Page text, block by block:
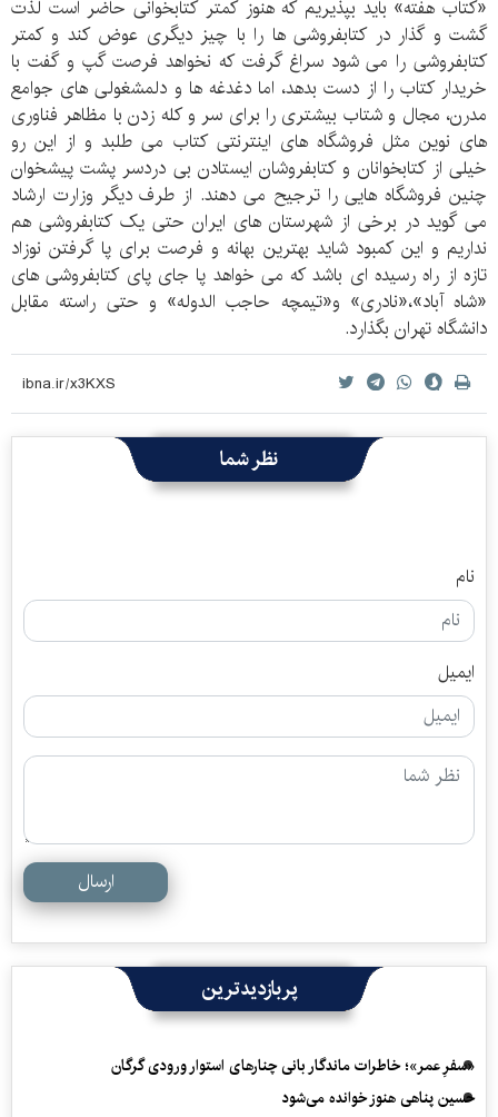
«کتاب هفته» باید بپذیریم که هنوز کمتر کتابخوانی حاضر است لذت
گشت و گذار در کتابفروشی ها را با چیز دیگری عوض کند و کمتر
کتابفروشی را می شود سراغ گرفت که نخواهد فرصت گپ و گفت با
خریدار کتاب را از دست بدهد، اما دغدغه ها و دلمشغولی های جوامع
مدرن، مجال و شتاب بیشتری را برای سر و کله زدن با مظاهر فناوری
های نوین مثل فروشگاه های اینترنتی کتاب می طلبد و از این رو
خیلی از کتابخوانان و کتابفروشان ایستادن بی دردسر پشت پیشخوان
چنین فروشگاه هایی را ترجیح می دهند. از طرف دیگر وزارت ارشاد
می گوید در برخی از شهرستان های ایران حتی یک کتابفروشی هم
نداریم و این کمبود شاید بهترین بهانه و فرصت برای پا گرفتن نوزاد
تازه از راه رسیده ای باشد که می خواهد پا جای پای کتابفروشی های
«شاه آباد»،«نادری» و«تیمچه حاجب الدوله» و حتی راسته مقابل
دانشگاه تهران بگذارد.
نظر شما
نام
ایمیل
ارسال
پربازدیدترین
«سفرِ عمر»؛ خاطرات ماندگار بانی چنارهای استوار ورودی گرگان
حسین پناهی هنوز خوانده می‌شود